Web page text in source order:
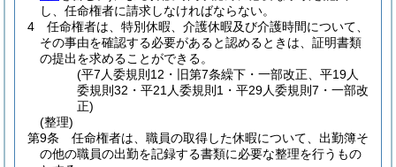
し、任命権者に請求しなければならない。
4
任命権者は、特別休暇、介護休暇及び介護時間について、
その事由を確認する必要があると認めるときは、証明書類
の提出を求めることができる。
(平7人委規則12・旧第7条繰下・一部改正、平19人
委規則32・平21人委規則1・平29人委規則7・一部改
正)
(整理)
第9条
任命権者は、職員の取得した休暇について、出勤簿そ
の他の職員の出勤を記録する書類に必要な整理を行うもの